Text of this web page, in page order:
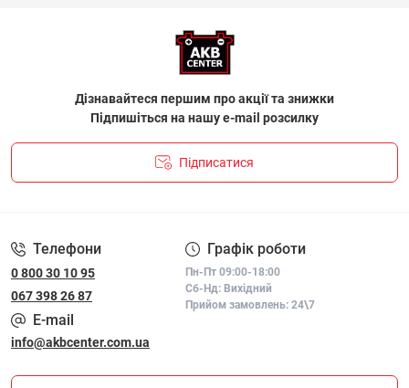
Дізнавайтеся першим про акції та знижки
Підпишіться на нашу e-mail розсилку
Підписатися
Телефони
0 800 30 10 95
067 398 26 87
Графік роботи
Пн-Пт 09:00-18:00
Сб-Нд: Вихідний
Прийом замовлень: 24\7
E-mail
info@akbcenter.com.ua